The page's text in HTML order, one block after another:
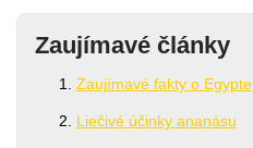
Zaujímavé články
Zaujímavé fakty o Egypte
Liečivé účinky ananásu